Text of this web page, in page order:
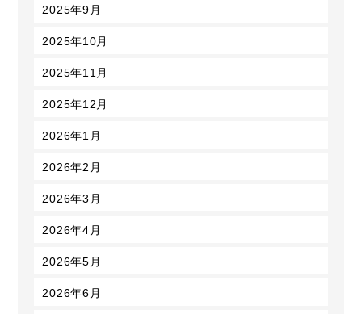
2025年9月
2025年10月
2025年11月
2025年12月
2026年1月
2026年2月
2026年3月
2026年4月
2026年5月
2026年6月